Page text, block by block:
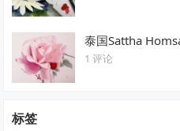
泰国Sattha
1 评论
标签